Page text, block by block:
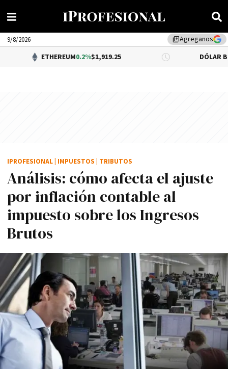
library_addAgreganos
9/8/2026
ETHEREUM 0.2%$1,919.25 DÓLAR BNA $1,520.00
Análisis: cómo afecta el ajuste
por inflación contable al
impuesto sobre los Ingresos
Brutos
IPROFESIONAL IMPUESTOS TRIBUTOS